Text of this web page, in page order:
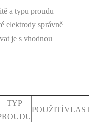
a typu proudu
elektrody správně
je s vhodnou
TYP
POUŽITÍ